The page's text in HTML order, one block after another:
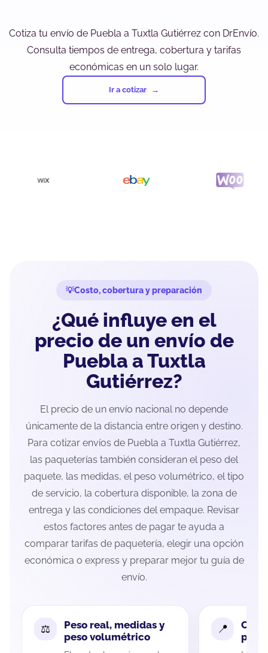
Cotiza tu envío de Puebla a Tuxtla Gutiérrez con DrEnvío.
Consulta tiempos de entrega, cobertura y tarifas
económicas en un solo lugar.
Ir a cotizar
Costo, cobertura y preparación
¿Qué influye en el
precio de un envío de
Puebla a Tuxtla
Gutiérrez?
El precio de un envío nacional no depende
únicamente de la distancia entre origen y destino.
Para cotizar envíos de Puebla a Tuxtla Gutiérrez,
las paqueterías también consideran el peso del
paquete, las medidas, el peso volumétrico, el tipo
de servicio, la cobertura disponible, la zona de
entrega y las condiciones del empaque. Revisar
estos factores antes de pagar te ayuda a
comparar tarifas de paquetería, elegir una opción
económica o express y preparar mejor tu guía de
envío.
Peso real, medidas y
peso volumétrico